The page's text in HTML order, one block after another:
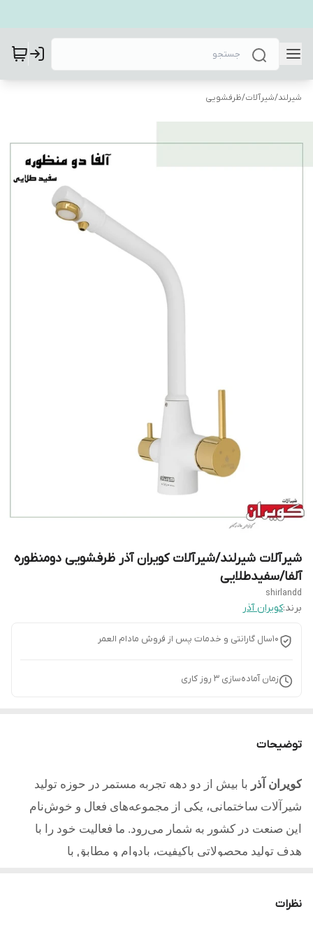
شیرلند/شیرآلات/ظرفشویی
شیرآلات شیرلند/شیرآلات کویران آذر ظرفشویی دومنظوره
آلفا/سفیدطلایی
shirlandd
برند:کویران آذر
10سال گارانتی و خدمات پس از فروش مادام العمر
زمان آماده‌سازی 3 روز کاری
توضیحات
کویران آذر با بیش از دو دهه تجربه مستمر در حوزه تولید
شیرآلات ساختمانی، یکی از مجموعه‌های فعال و خوش‌نام
این صنعت در کشور به شمار می‌رود. ما فعالیت خود را با
هدف تولید محصولاتی باکیفیت، بادوام و مطابق با
فنی و تعهد به مشتریان یکی از مطلوب ترین تولیدکنندگان در
نظرات